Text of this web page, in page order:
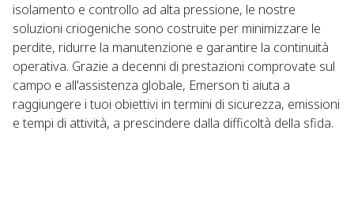
isolamento e controllo ad alta pressione, le nostre
soluzioni criogeniche sono costruite per minimizzare le
perdite, ridurre la manutenzione e garantire la continuità
operativa. Grazie a decenni di prestazioni comprovate sul
campo e all'assistenza globale, Emerson ti aiuta a
raggiungere i tuoi obiettivi in termini di sicurezza, emissioni
e tempi di attività, a prescindere dalla difficoltà della sfida.